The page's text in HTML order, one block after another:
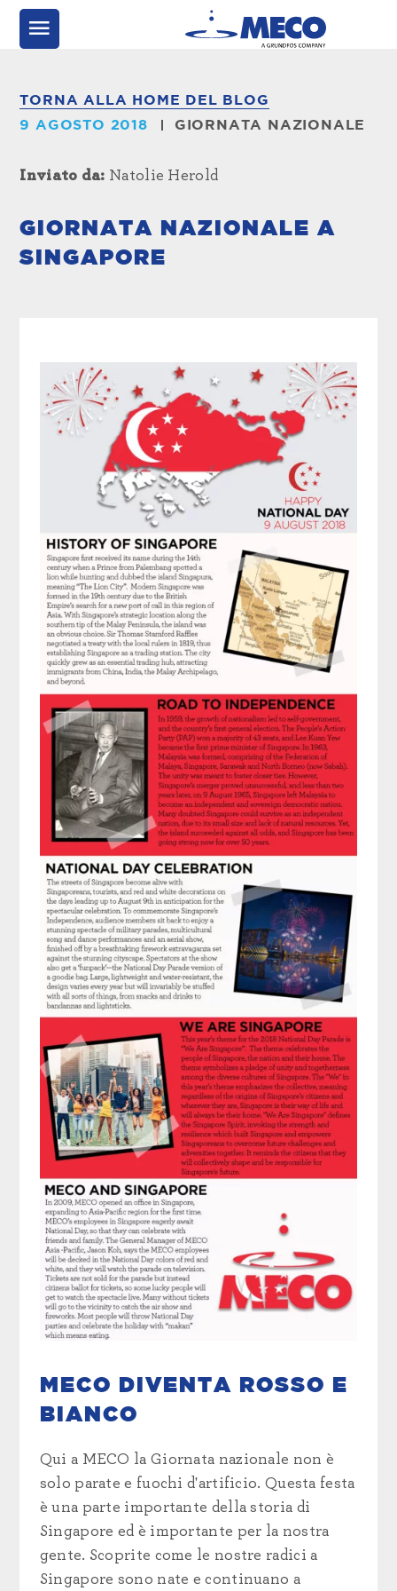
TORNA ALLA HOME DEL BLOG
9 AGOSTO 2018
GIORNATA NAZIONALE
Inviato da: Natolie Herold
GIORNATA NAZIONALE A
SINGAPORE
MECO DIVENTA ROSSO E
BIANCO
Qui a MECO la Giornata nazionale non è
solo parate e fuochi d'artificio. Questa festa
è una parte importante della storia di
Singapore ed è importante per la nostra
gente. Scoprite come le nostre radici a
Singapore sono nate e continuano a